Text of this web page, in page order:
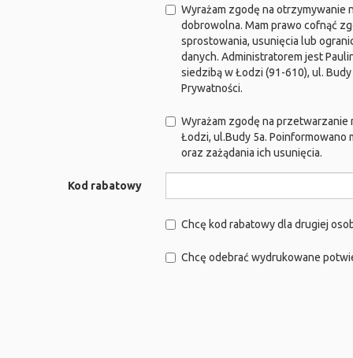
Wyrażam zgodę na otrzymywanie
dobrowolna. Mam prawo cofnąć
sprostowania, usunięcia lub
danych. Administratorem jest
siedzibą w Łodzi (91-610), ul.
Prywatności.
Wyrażam zgodę na przetwarzanie
Łodzi, ul.Budy 5a. Poinformowano
oraz zażądania ich usunięcia.
Kod rabatowy
Chcę kod rabatowy dla drugiej
Chcę odebrać wydrukowane